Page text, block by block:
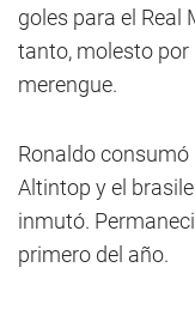
goles para el Real
tanto, molesto por
merengue.
Ronaldo
Altintop y el
inmutó.
primero del año.